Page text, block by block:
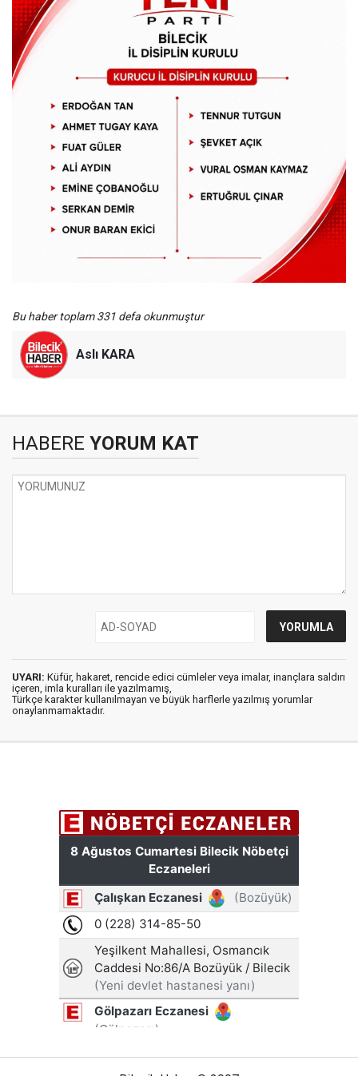
Bu haber toplam 331 defa okunmuştur
Aslı KARA
HABERE YORUM KAT
UYARI: Küfür, hakaret, rencide edici cümleler veya imalar, inançlara saldırı
içeren, imla kuralları ile yazılmamış,
Türkçe karakter kullanılmayan ve büyük harflerle yazılmış yorumlar
onaylanmamaktadır.